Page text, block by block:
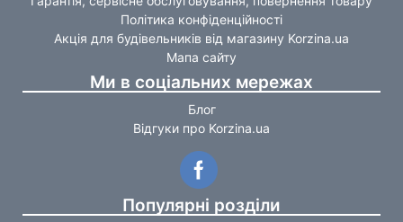
Політика конфіденційності
Акція для будівельників від магазину Korzina.ua
Мапа сайту
Ми в соціальних мережах
Блог
Відгуки про Korzina.ua
Популярні розділи